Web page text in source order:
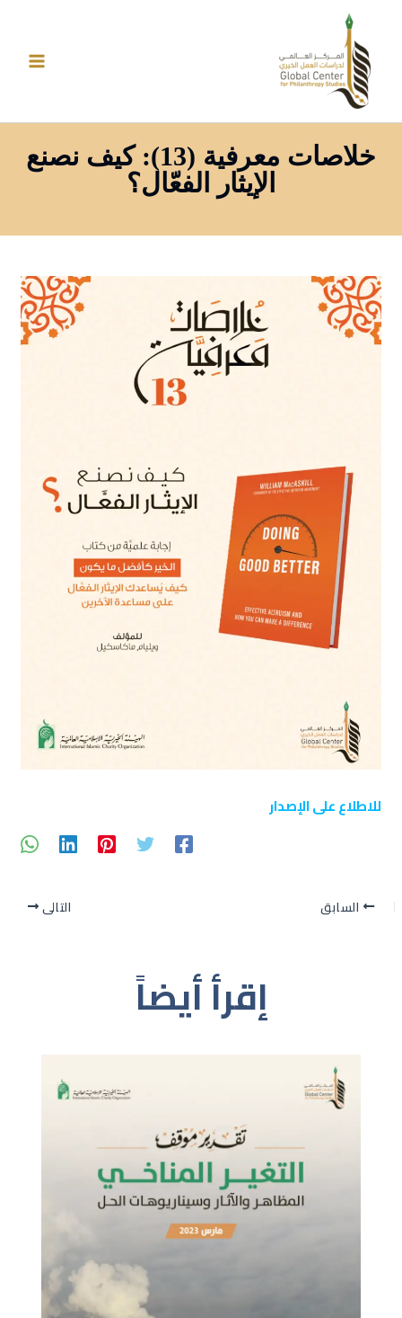
المحتوى
خلاصات معرفية (13): كيف نصنع
الإيثار الفعّال؟
للاطلاع على الإصدار
السابق التالي
إقرأ أيضاً